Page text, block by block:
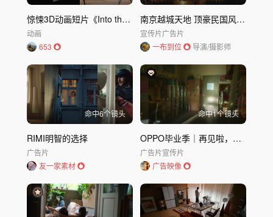
惊悚3D动画短片《Into the Backrooms后室》
动画
653
南京越城天地 顶豪民国风样板间展示
宣传片广告片
一布到位
导演/摄影师
命中6个镜头
RIMI明智的选择
广告片
友一家素材
命中1个镜头
OPPO毕业季｜再见啦，一起做梦的日子
广告片宣传片
广告映像